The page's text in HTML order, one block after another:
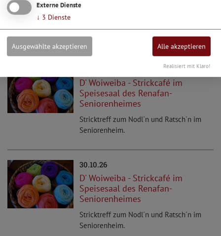
Seniorenheimes
Seniorenheim.
D' Woiweiba - Strickcafé im
Speisesaal des Renafan-
Seniorenheimes
Stricktreff zum Nodl´n und Ratsch´n im
Seniorenheim.
30.10.26
D' Woiweiba - Strickcafé im
Speisesaal des Renafan-
Seniorenheimes
Stricktreff zum Nodl´n und Ratsch´n im
Seniorenheim.
Externe Dienste
↓ 3 Dienste
Ausgewählte akzeptieren Alle akzeptieren
Realisiert mit Klaro!